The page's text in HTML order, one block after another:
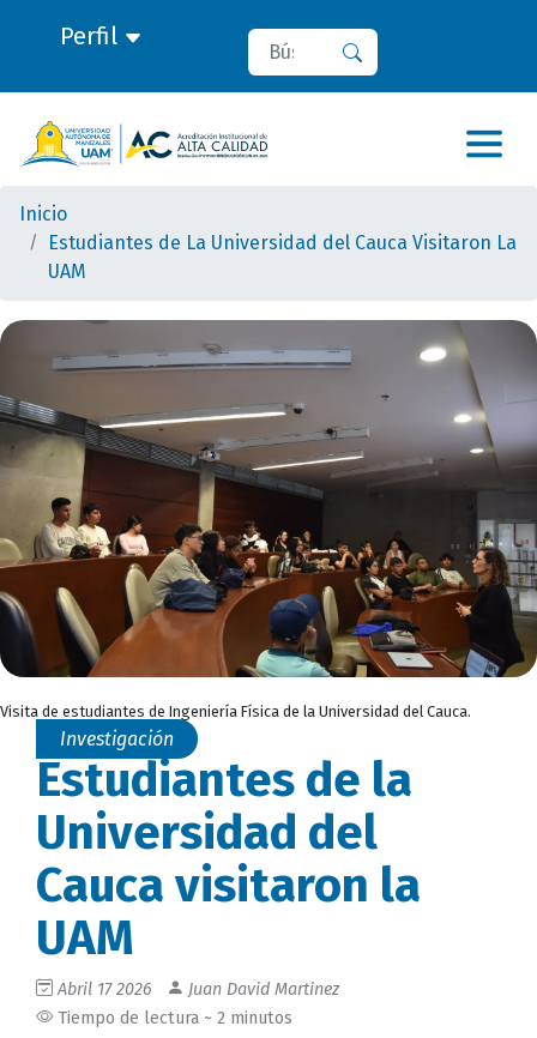
Perfil Buscar
Inicio
Estudiantes de La Universidad del Cauca Visitaron La
UAM
Visita de estudiantes de Ingeniería Física de la Universidad del Cauca.
Investigación
Estudiantes de la
Universidad del
Cauca visitaron la
UAM
Abril 17 2026
Juan David Martinez
Tiempo de lectura ~ 2 minutos